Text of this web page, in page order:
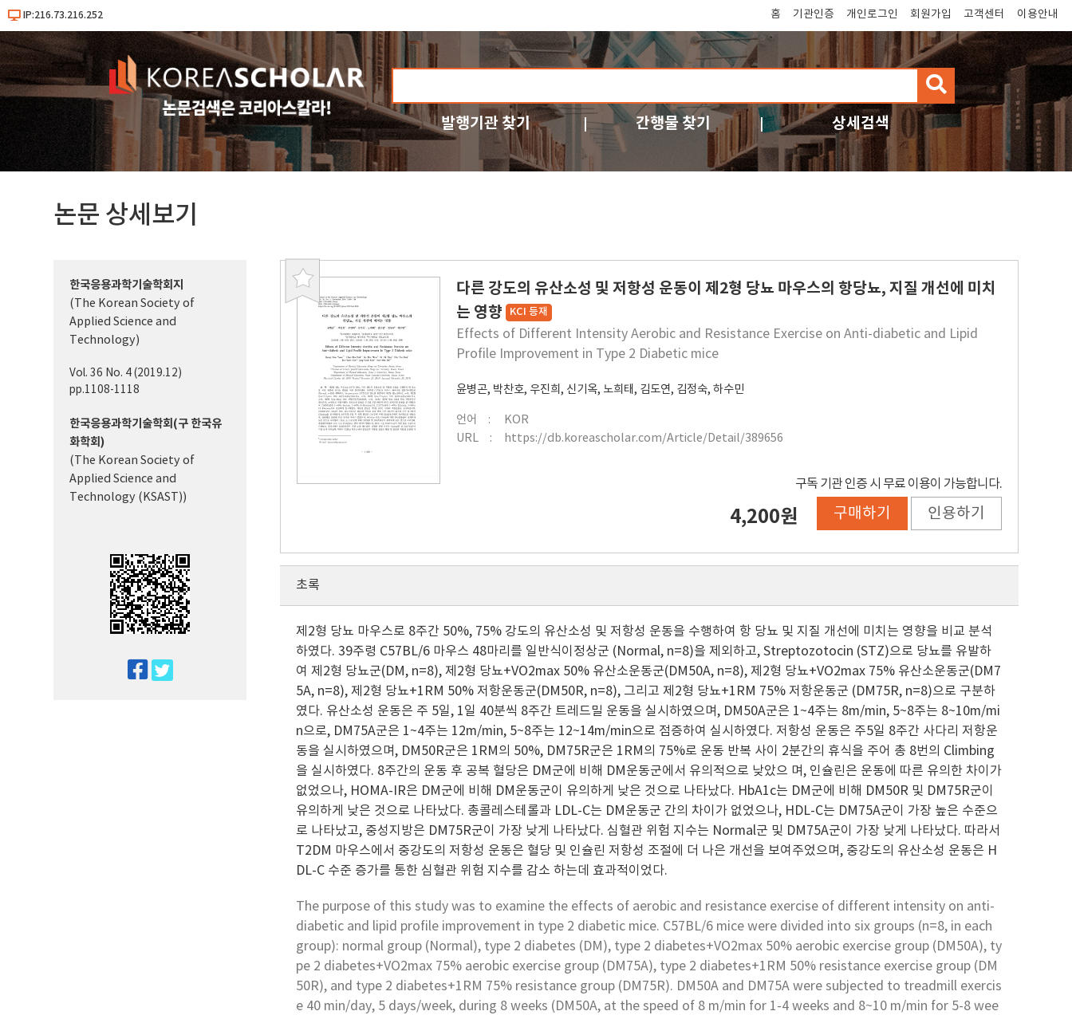
IP:216.73.216.252 홈 기관인증 개인로그인 회원가입 고객센터 이용안내
검
색
발행기관 찾기 간행물 찾기 상세검색
논문 상세보기
북
다른 강도의 유산소성 및 저항성 운동이 제2형 당뇨 마우스의 항당뇨, 지질 개선에 미치
는 영향 KCI 등재
Effects of Different Intensity Aerobic and Resistance Exercise on Anti-diabetic and Lipid
Profile Improvement in Type 2 Diabetic mice
윤병곤, 박찬호, 우진희, 신기옥, 노희태, 김도연, 김정숙,하수민
언어
KOR
URL
https://db.koreascholar.com/Article/Detail/389656
구독 기관 인증 시 무료 이용이 가능합니다.
4,200원 구매하기 인용하기
한국응용과학기술학회지
(The Korean Society of
Applied Science and
Technology)
Vol. 36 No. 4 (2019.12)
pp.1108-1118
한국응용과학기술학회(구 한국유
화학회)
(The Korean Society of
Applied Science and
Technology (KSAST))
초록
제2형 당뇨 마우스로 8주간 50%, 75% 강도의 유산소성 및 저항성 운동을 수행하여 항 당뇨 및 지질 개선에 미치는 영향을 비교 분석
하였다. 39주령 C57BL/6 마우스 48마리를 일반식이정상군 (Normal, n=8)을 제외하고, Streptozotocin (STZ)으로 당뇨를 유발하
여 제2형 당뇨군(DM, n=8), 제2형 당뇨+VO2max 50% 유산소운동군(DM50A, n=8), 제2형 당뇨+VO2max 75% 유산소운동군(DM7
5A, n=8), 제2형 당뇨+1RM 50% 저항운동군(DM50R, n=8), 그리고 제2형 당뇨+1RM 75% 저항운동군 (DM75R, n=8)으로 구분하
였다. 유산소성 운동은 주 5일, 1일 40분씩 8주간 트레드밀 운동을 실시하였으며, DM50A군은 1~4주는 8m/min, 5~8주는 8~10m/mi
n으로, DM75A군은 1~4주는 12m/min, 5~8주는 12~14m/min으로 점증하여 실시하였다. 저항성 운동은 주5일 8주간 사다리 저항운
동을 실시하였으며, DM50R군은 1RM의 50%, DM75R군은 1RM의 75%로 운동 반복 사이 2분간의 휴식을 주어 총 8번의 Climbing
을 실시하였다. 8주간의 운동 후 공복 혈당은 DM군에 비해 DM운동군에서 유의적으로 낮았으 며, 인슐린은 운동에 따른 유의한 차이가
없었으나, HOMA-IR은 DM군에 비해 DM운동군이 유의하게 낮은 것으로 나타났다. HbA1c는 DM군에 비해 DM50R 및 DM75R군이
유의하게 낮은 것으로 나타났다. 총콜레스테롤과 LDL-C는 DM운동군 간의 차이가 없었으나, HDL-C는 DM75A군이 가장 높은 수준으
로 나타났고, 중성지방은 DM75R군이 가장 낮게 나타났다. 심혈관 위험 지수는 Normal군 및 DM75A군이 가장 낮게 나타났다. 따라서
T2DM 마우스에서 중강도의 저항성 운동은 혈당 및 인슐린 저항성 조절에 더 나은 개선을 보여주었으며, 중강도의 유산소성 운동은 H
DL-C 수준 증가를 통한 심혈관 위험 지수를 감소 하는데 효과적이었다.
The purpose of this study was to examine the effects of aerobic and resistance exercise of different intensity on anti-
diabetic and lipid profile improvement in type 2 diabetic mice. C57BL/6 mice were divided into six groups (n=8, in each
group): normal group (Normal), type 2 diabetes (DM), type 2 diabetes+VO2max 50% aerobic exercise group (DM50A), ty
pe 2 diabetes+VO2max 75% aerobic exercise group (DM75A), type 2 diabetes+1RM 50% resistance exercise group (DM
50R), and type 2 diabetes+1RM 75% resistance group (DM75R). DM50A and DM75A were subjected to treadmill exercis
e 40 min/day, 5 days/week, during 8 weeks (DM50A, at the speed of 8 m/min for 1-4 weeks and 8~10 m/min for 5-8 wee